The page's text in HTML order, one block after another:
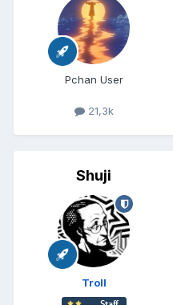
Pchan User
21,3k
Shuji
Troll